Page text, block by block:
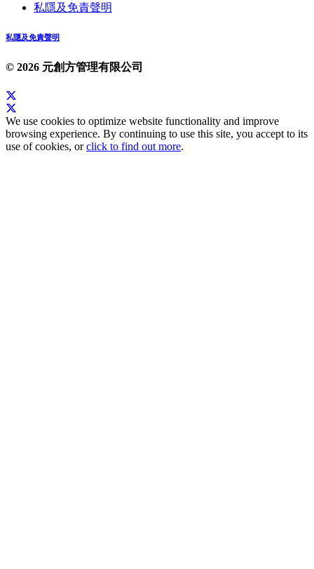
私隱及免責聲明
私隱及免責聲明
© 2026 元創方管理有限公司
We use cookies to optimize website functionality and improve
browsing experience. By continuing to use this site, you accept to its
use of cookies, orclick to find out more.